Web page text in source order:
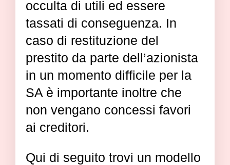
occulta di utili ed essere
tassati di conseguenza. In
caso di restituzione del
prestito da parte dell’azionista
in un momento difficile per la
SA è importante inoltre che
non vengano concessi favori
ai creditori.
Qui di seguito trovi un modello